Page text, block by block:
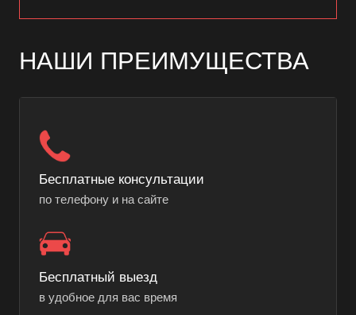
НАШИ ПРЕИМУЩЕСТВА
Бесплатные консультации
по телефону и на сайте
Бесплатный выезд
в удобное для вас время